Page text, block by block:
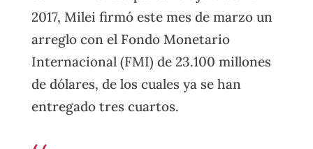
2017, Milei firmó este mes de marzo un
arreglo con el Fondo Monetario
Internacional (FMI) de 23.100 millones
de dólares, de los cuales ya se han
entregado tres cuartos.